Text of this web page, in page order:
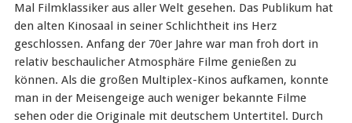
Mal Filmklassiker aus aller Welt gesehen. Das Publikum hat
den alten Kinosaal in seiner Schlichtheit ins Herz
geschlossen. Anfang der 70er Jahre war man froh dort in
relativ beschaulicher Atmosphäre Filme genießen zu
können. Als die großen Multiplex-Kinos aufkamen, konnte
man in der Meisengeige auch weniger bekannte Filme
sehen oder die Originale mit deutschem Untertitel. Durch